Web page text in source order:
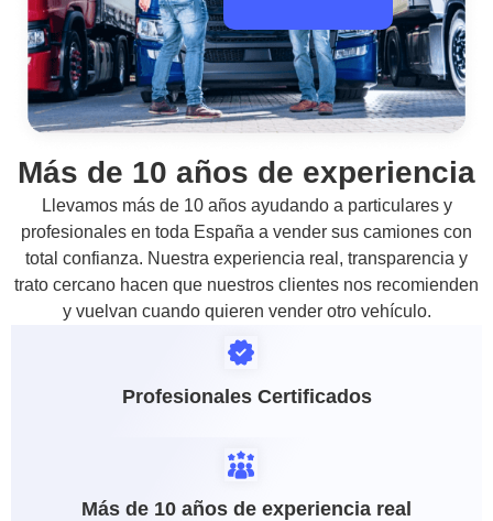
Más de 10 años de experiencia
Llevamos más de 10 años ayudando a particulares y
profesionales en toda España a vender sus camiones con
total confianza. Nuestra experiencia real, transparencia y
trato cercano hacen que nuestros clientes nos recomienden
y vuelvan cuando quieren vender otro vehículo.
Profesionales Certificados
Más de 10 años de experiencia real